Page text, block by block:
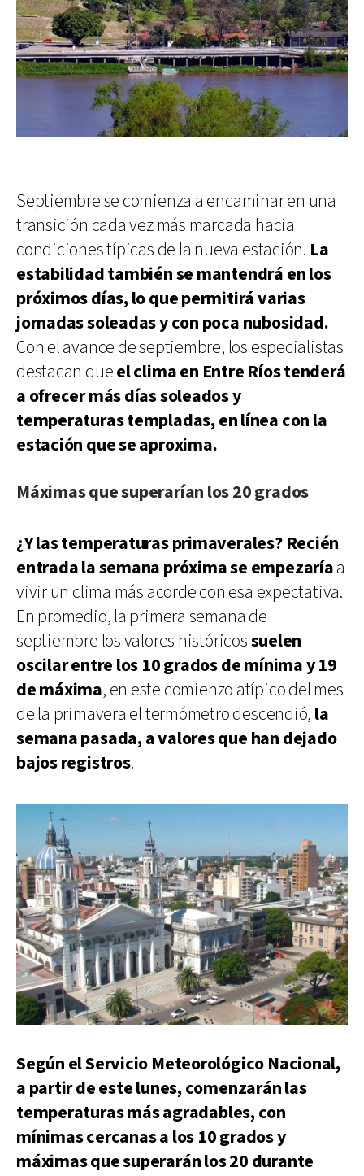
Septiembre se comienza a encaminar en una
transición cada vez más marcada hacia
condiciones típicas de la nueva estación. La
estabilidad también se mantendrá en los
próximos días, lo que permitirá varias
jornadas soleadas y con poca nubosidad.
Con el avance de septiembre, los especialistas
destacan queel clima en Entre Ríos tenderá
a ofrecer más días soleados y
temperaturas templadas, en línea con la
estación que se aproxima.
Máximas que superarían los 20 grados
¿Y las temperaturas primaverales? Recién
entrada la semana próxima se empezaríaa
vivir un clima más acorde con esa expectativa.
En promedio, la primera semana de
septiembre los valores históricossuelen
oscilar entre los 10 grados de mínima y 19
de máxima, en este comienzo atípico del mes
de la primavera el termómetro descendió, la
semana pasada, a valores que han dejado
bajos registros.
Según el Servicio Meteorológico Nacional,
a partir de este lunes, comenzarán las
temperaturas más agradables, con
mínimas cercanas a los 10 grados y
máximas que superarán los 20 durante